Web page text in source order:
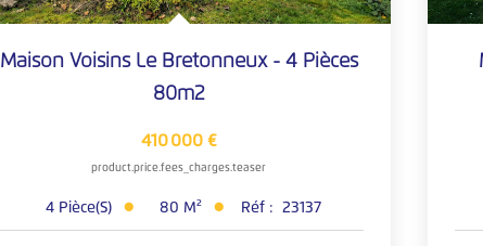
Maison Voisins Le Bretonneux - 4 Pièces
80m2
410 000 €
product.price.fees_charges.teaser
4 Pièce(s) 80 M² Réf : 23137